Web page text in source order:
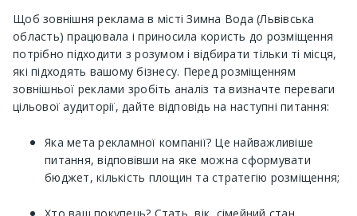
Щоб зовнішня реклама в місті Зимна Вода (Львівська
область) працювала і приносила користь до розміщення
потрібно підходити з розумом і відбирати тільки ті місця,
які підходять вашому бізнесу. Перед розміщенням
зовнішньої реклами зробіть аналіз та визначте переваги
цільової аудиторії, дайте відповідь на наступні питання:
Яка мета рекламної компанії? Це найважливіше
питання, відповівши на яке можна сформувати
бюджет, кількість площин та стратегію розміщення;